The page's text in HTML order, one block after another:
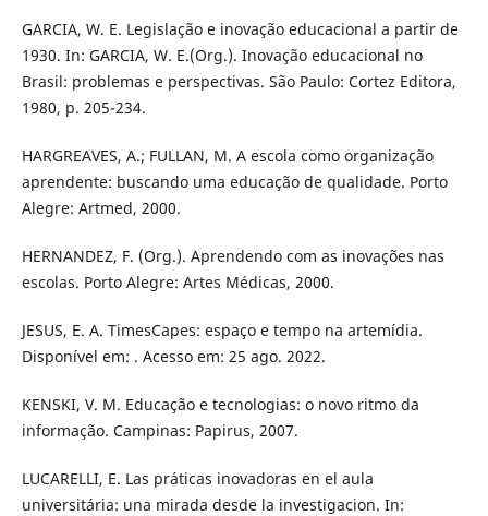
GARCIA, W. E. Legislação e inovação educacional a partir de
1930. In: GARCIA, W. E.(Org.). Inovação educacional no
Brasil: problemas e perspectivas. São Paulo: Cortez Editora,
1980, p. 205-234.
HARGREAVES, A.; FULLAN, M. A escola como organização
aprendente: buscando uma educação de qualidade. Porto
Alegre: Artmed, 2000.
HERNANDEZ, F. (Org.). Aprendendo com as inovações nas
escolas. Porto Alegre: Artes Médicas, 2000.
JESUS, E. A. TimesCapes: espaço e tempo na artemídia.
Disponível em: . Acesso em: 25 ago. 2022.
KENSKI, V. M. Educação e tecnologias: o novo ritmo da
informação. Campinas: Papirus, 2007.
LUCARELLI, E. Las práticas inovadoras en el aula
universitária: una mirada desde la investigacion. In: